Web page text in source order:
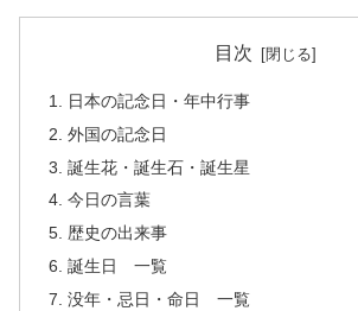
目次
日本の記念日・年中行事
外国の記念日
誕生花・誕生石・誕生星
今日の言葉
歴史の出来事
誕生日 一覧
没年・忌日・命日 一覧